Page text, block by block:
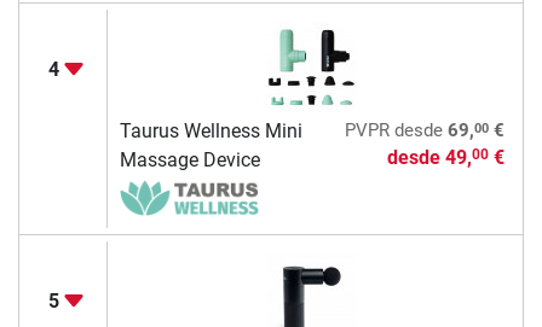
4
Taurus Wellness Mini
Massage Device
PVPRdesde 69,00€
desde 49,00€
5